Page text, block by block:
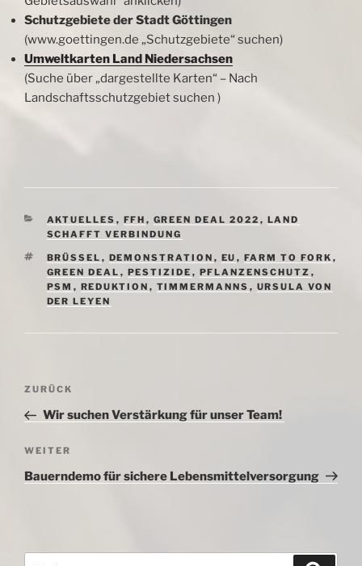
Schutzgebiete der Stadt Göttingen
(www.goettingen.de „Schutzgebiete“ suchen)
Umweltkarten Land Niedersachsen
(Suche über „dargestellte Karten“ – Nach
Landschaftsschutzgebiet suchen )
KATEGORIEN
AKTUELLES , FFH , GREEN DEAL 2022 , LAND
SCHAFFT VERBINDUNG
SCHLAGWÖRTER
BRÜSSEL , DEMONSTRATION , EU , FARM TO FORK ,
GREEN DEAL , PESTIZIDE , PFLANZENSCHUTZ ,
PSM , REDUKTION , TIMMERMANNS , URSULA VON
DER LEYEN
Beitragsnavigation
Vorheriger
Beitrag
ZURÜCK
Wir suchen Verstärkung für unser Team!
Nächster
Beitrag
WEITER
Bauerndemo für sichere Lebensmittelversorgung